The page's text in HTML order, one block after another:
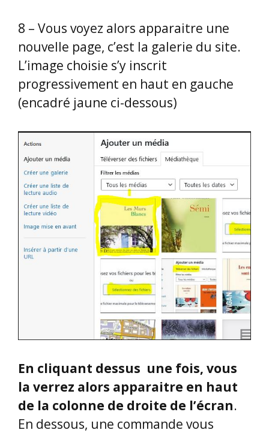
8 – Vous voyez alors apparaitre une
nouvelle page, c’est la galerie du site.
L’image choisie s’y inscrit
progressivement en haut en gauche
(encadré jaune ci-dessous)
En cliquant dessus une fois, vous
la verrez alors apparaitre en haut
de la colonne de droite de l’écran.
En dessous, une commande vous